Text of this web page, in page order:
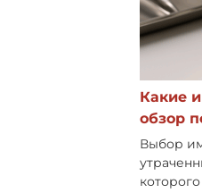
Какие
обзор
Выбор